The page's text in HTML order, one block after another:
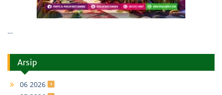
…
Arsip
06 2026 1